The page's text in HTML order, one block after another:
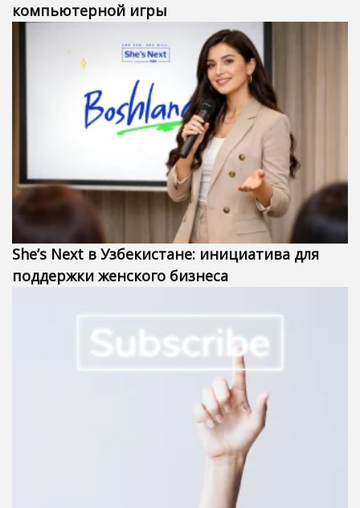
компьютерной игры
She’s Next в Узбекистане: инициатива для
поддержки женского бизнеса